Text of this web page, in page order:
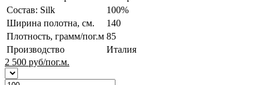
Состав: Silk
100%
Ширина полотна, см.
140
Плотность, грамм/пог.м 85
Производство
Италия
2 500 руб/пог.м.